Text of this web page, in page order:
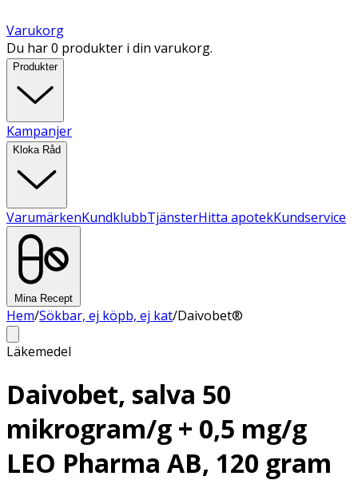
Varukorg
Du har 0 produkter i din varukorg.
Produkter
Kampanjer
Kloka Råd
VarumärkenKundklubbTjänsterHitta apotekKundservice
Mina Recept
Hem/Sökbar, ej köpb, ej kat/Daivobet®
Läkemedel
Daivobet, salva 50
mikrogram/g + 0,5 mg/g
LEO Pharma AB, 120 gram